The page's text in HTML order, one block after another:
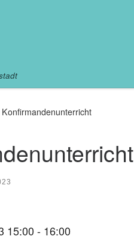
Konfirmandenunterricht
15:00 - 16:00